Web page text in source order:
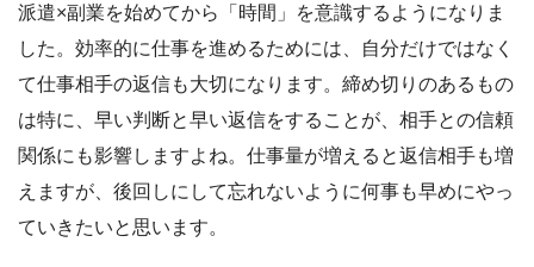
派遣×副業を始めてから「時間」を意識するようになりま
した。効率的に仕事を進めるためには、自分だけではなく
て仕事相手の返信も大切になります。締め切りのあるもの
は特に、早い判断と早い返信をすることが、相手との信頼
関係にも影響しますよね。仕事量が増えると返信相手も増
えますが、後回しにして忘れないように何事も早めにやっ
ていきたいと思います。